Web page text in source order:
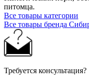
питомца.
Все товары категории
Все товары бренда
Требуется консультация?